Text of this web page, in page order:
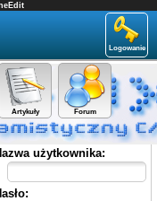
Logowanie
Artykuły Forum
Panel użytkownika
użytkownika: